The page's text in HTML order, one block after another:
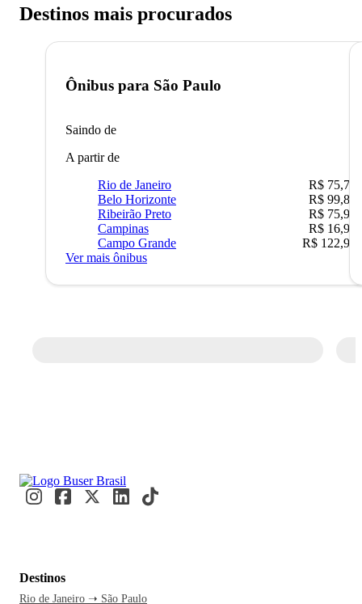
Destinos mais procurados
Ônibus para São Paulo
Saindo de
A partir de
Rio de Janeiro
R$ 75,77
Belo Horizonte
R$ 99,89
Ribeirão Preto
R$ 75,90
Campinas
R$ 16,90
Campo Grande
R$ 122,90
Ver mais ônibus
Destinos
Rio de Janeiro ➝ São Paulo